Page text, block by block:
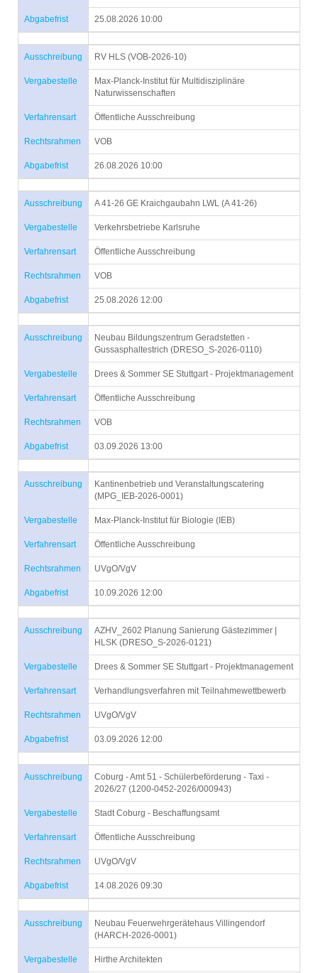
Abgabefrist 25.08.2026 10:00
Ausschreibung RV HLS (VOB-2026-10)
Vergabestelle
Max-Planck-Institut für Multidisziplinäre
Naturwissenschaften
Verfahrensart Öffentliche Ausschreibung
Rechtsrahmen VOB
Abgabefrist 26.08.2026 10:00
Ausschreibung A 41-26 GE Kraichgaubahn LWL (A 41-26)
Vergabestelle Verkehrsbetriebe Karlsruhe
Verfahrensart Öffentliche Ausschreibung
Rechtsrahmen VOB
Abgabefrist 25.08.2026 12:00
Ausschreibung
Neubau Bildungszentrum Geradstetten -
Gussasphaltestrich (DRESO_S-2026-0110)
Vergabestelle Drees & Sommer SE Stuttgart - Projektmanagement
Verfahrensart Öffentliche Ausschreibung
Rechtsrahmen VOB
Abgabefrist 03.09.2026 13:00
Ausschreibung
Kantinenbetrieb und Veranstaltungscatering
(MPG_IEB-2026-0001)
Vergabestelle Max-Planck-Institut für Biologie (IEB)
Verfahrensart Öffentliche Ausschreibung
Rechtsrahmen UVgO/VgV
Abgabefrist 10.09.2026 12:00
Ausschreibung
AZHV_2602 Planung Sanierung Gästezimmer |
HLSK (DRESO_S-2026-0121)
Vergabestelle Drees & Sommer SE Stuttgart - Projektmanagement
Verfahrensart Verhandlungsverfahren mit Teilnahmewettbewerb
Rechtsrahmen UVgO/VgV
Abgabefrist 03.09.2026 12:00
Ausschreibung
Coburg - Amt 51 - Schülerbeförderung - Taxi -
2026/27 (1200-0452-2026/000943)
Vergabestelle Stadt Coburg - Beschaffungsamt
Verfahrensart Öffentliche Ausschreibung
Rechtsrahmen UVgO/VgV
Abgabefrist 14.08.2026 09:30
Ausschreibung
Neubau Feuerwehrgerätehaus Villingendorf
(HARCH-2026-0001)
Vergabestelle Hirthe Architekten